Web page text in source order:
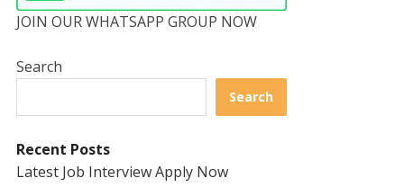
JOIN OUR WHATSAPP GROUP NOW
Search
Search
Recent Posts
Latest Job Interview Apply Now